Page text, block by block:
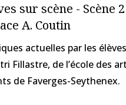
sur scène - Scène
A. Coutin
actuelles par les élèves
Fillastre, de l’école des
de Faverges-Seythenex.